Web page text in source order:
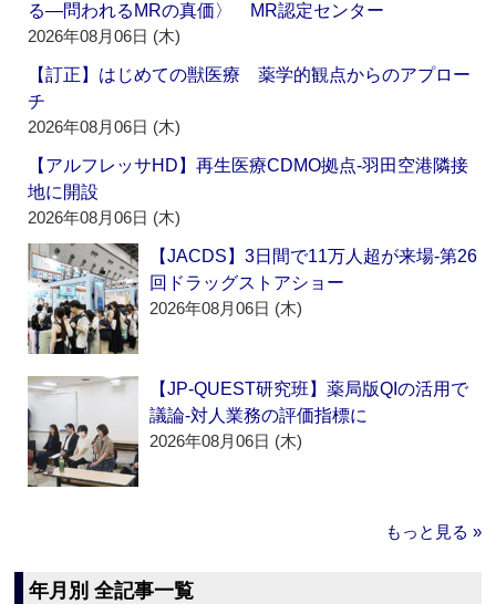
る―問われるMRの真価〉 MR認定センター
2026年08月06日 (木)
【訂正】はじめての獣医療 薬学的観点からのアプロー
チ
2026年08月06日 (木)
【アルフレッサHD】再生医療CDMO拠点‐羽田空港隣接
地に開設
2026年08月06日 (木)
【JACDS】3日間で11万人超が来場‐第26
回ドラッグストアショー
2026年08月06日 (木)
【JP-QUEST研究班】薬局版QIの活用で
議論‐対人業務の評価指標に
2026年08月06日 (木)
もっと見る »
年月別 全記事一覧